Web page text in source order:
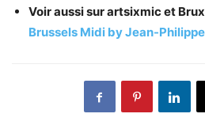
Voir aussi sur artsixmic et
Brussels Midi by Jean-